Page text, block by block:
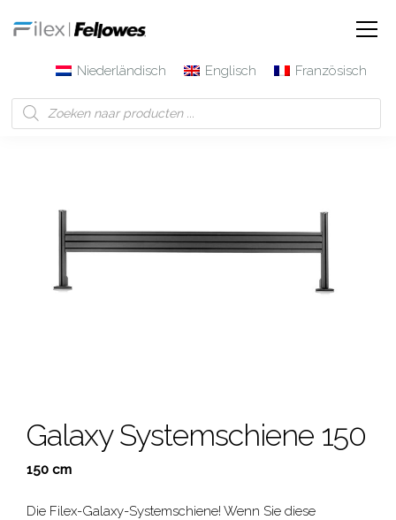
Niederländisch Englisch
Französisch
Galaxy Systemschiene 150
150 cm
Die Filex-Galaxy-Systemschiene! Wenn Sie diese